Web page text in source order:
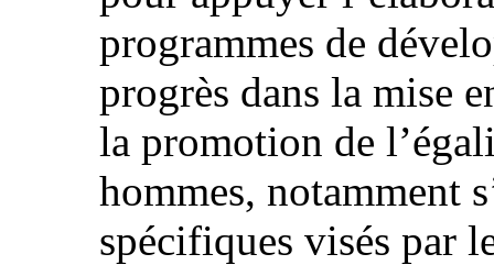
programmes de
progrès dans la mise
la promotion de
hommes, notamment
spécifiques visés par